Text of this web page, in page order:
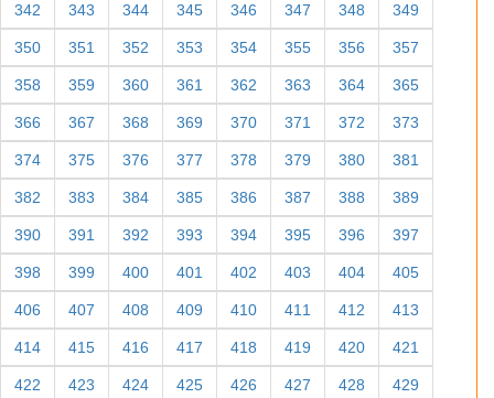
342 343 344 345 346 347 348 349
350 351 352 353 354 355 356 357
358 359 360 361 362 363 364 365
366 367 368 369 370 371 372 373
374 375 376 377 378 379 380 381
382 383 384 385 386 387 388 389
390 391 392 393 394 395 396 397
398 399 400 401 402 403 404 405
406 407 408 409 410 411 412 413
414 415 416 417 418 419 420 421
422 423 424 425 426 427 428 429